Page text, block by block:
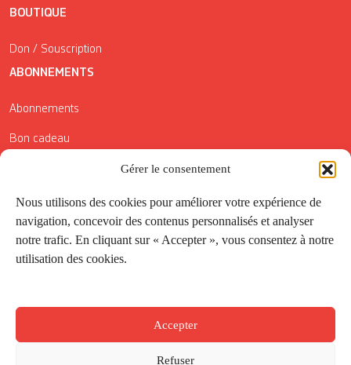
Gérer le consentement
Nous utilisons des cookies pour améliorer votre expérience de
navigation, concevoir des contenus personnalisés et analyser
notre trafic. En cliquant sur « Accepter », vous consentez à notre
utilisation des cookies.
Accepter
Refuser
BOUTIQUE
Don / Souscription
ABONNEMENTS
Abonnements
Bon cadeau
Conditions générales de vente
Réductions de la Carte Côté Courrier
Application